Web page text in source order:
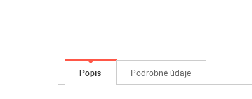
Popis Podrobné údaje